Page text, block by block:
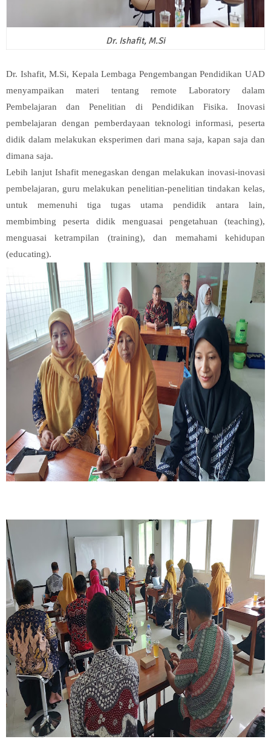
Dr. Ishafit, M.Si
Dr. Ishafit, M.Si, Kepala Lembaga Pengembangan Pendidikan UAD
menyampaikan materi tentang remote Laboratory dalam
Pembelajaran dan Penelitian di Pendidikan Fisika. Inovasi
pembelajaran dengan pemberdayaan teknologi informasi, peserta
didik dalam melakukan eksperimen dari mana saja, kapan saja dan
dimana saja.
Lebih lanjut Ishafit menegaskan dengan melakukan inovasi-inovasi
pembelajaran, guru melakukan penelitian-penelitian tindakan kelas,
untuk memenuhi tiga tugas utama pendidik antara lain,
membimbing peserta didik menguasai pengetahuan (teaching),
menguasai ketrampilan (training), dan memahami kehidupan
(educating).